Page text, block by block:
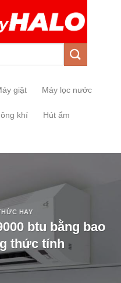
giặt Máy lọc nước
khí Hút ẩm
HAY
btu bằng bao
thức tính